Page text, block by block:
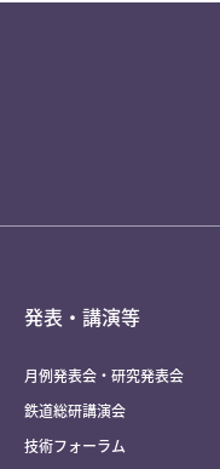
発表・講演等
月例発表会・研究発表会
鉄道総研講演会
技術フォーラム